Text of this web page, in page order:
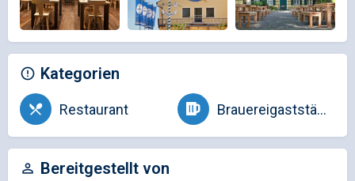
Kategorien
Restaurant Brauereigaststätte
Bereitgestellt von